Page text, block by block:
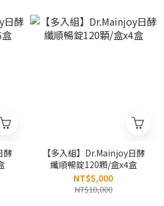
酵
【多入組】Dr.Mainjoy日酵
纖順暢錠120顆/盒x4盒
NT$5,000
NT$10,000